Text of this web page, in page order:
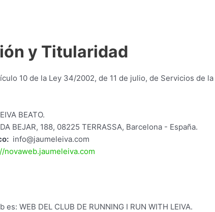
y Titularidad
10 de la Ley 34/2002, de 11 de julio, de Servicios de
BEATO.
BEJAR, 188, 08225 TERRASSA, Barcelona - España.
info@jaumeleiva.com
novaweb.jaumeleiva.com
WEB DEL CLUB DE RUNNING I RUN WITH LEIVA.